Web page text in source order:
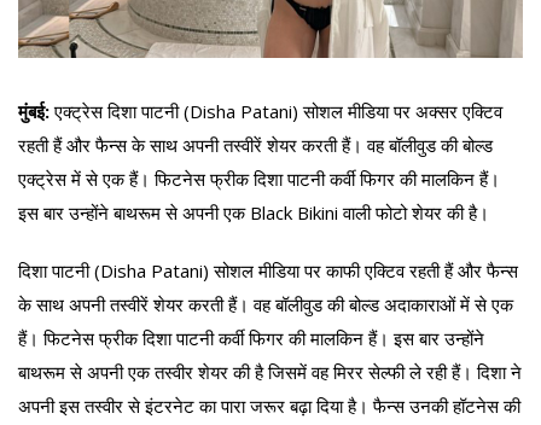
मुंबई:एक्ट्रेस दिशा पाटनी (Disha Patani) सोशल मीडिया पर अक्सर एक्टिव
रहती हैं और फैन्स के साथ अपनी तस्वीरें शेयर करती हैं। वह बॉलीवुड की बोल्ड
एक्ट्रेस में से एक हैं। फिटनेस फ्रीक दिशा पाटनी कर्वी फिगर की मालकिन हैं।
इस बार उन्होंने बाथरूम से अपनी एक Black Bikini वाली फोटो शेयर की है।
दिशा पाटनी (Disha Patani) सोशल मीडिया पर काफी एक्टिव रहती हैं और फैन्स
के साथ अपनी तस्वीरें शेयर करती हैं। वह बॉलीवुड की बोल्ड अदाकाराओं में से एक
हैं। फिटनेस फ्रीक दिशा पाटनी कर्वी फिगर की मालकिन हैं। इस बार उन्होंने
बाथरूम से अपनी एक तस्वीर शेयर की है जिसमें वह मिरर सेल्फी ले रही हैं। दिशा ने
अपनी इस तस्वीर से इंटरनेट का पारा जरूर बढ़ा दिया है। फैन्स उनकी हॉटनेस की